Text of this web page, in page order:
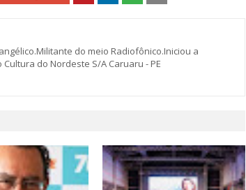
do meio Radiofônico.Iniciou a
do Nordeste S/A Caruaru - PE